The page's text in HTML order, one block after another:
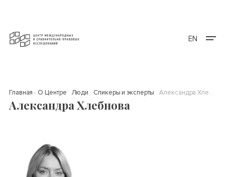
EN
Главная О Центре Люди Спикеры и эксперты Александра Хлебнова
Александра Хлебнова